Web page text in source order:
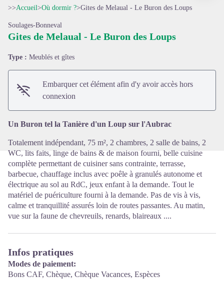
Voir l'image en plein écran
>>Accueil>Où dormir ?>Gites de Melaual - Le Buron des Loups
Soulages-Bonneval
Gites de Melaual - Le Buron des Loups
Type : Meublés et gîtes
Embarquer cet élément afin d'y avoir accès hors
connexion
Un Buron tel la Tanière d'un Loup sur l'Aubrac
Totalement indépendant, 75 m², 2 chambres, 2 salle de bains, 2
WC, lits faits, linge de bains & de maison fourni, belle cuisine
complète permettant de cuisiner sans contrainte, terrasse,
barbecue, chauffage inclus avec poêle à granulés autonome et
électrique au sol au RdC, jeux enfant à la demande. Tout le
matériel de puériculture fourni à la demande. Pas de vis à vis,
calme et tranquillité assurés loin de routes passantes. Au matin,
vue sur la faune de chevreuils, renards, blaireaux ....
Infos pratiques
Modes de paiement:
Bons CAF, Chèque, Chèque Vacances, Espèces